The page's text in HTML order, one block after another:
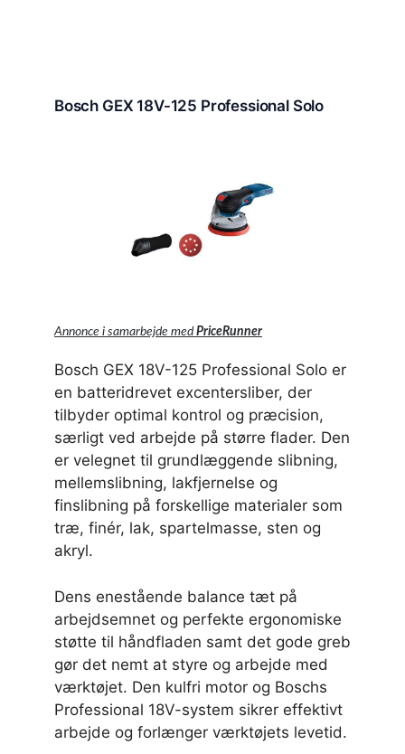
Bosch GEX 18V-125 Professional Solo
Annonce i samarbejde med PriceRunner
Bosch GEX 18V-125 Professional Solo er
en batteridrevet excentersliber, der
tilbyder optimal kontrol og præcision,
særligt ved arbejde på større flader. Den
er velegnet til grundlæggende slibning,
mellemslibning, lakfjernelse og
finslibning på forskellige materialer som
træ, finér, lak, spartelmasse, sten og
akryl.
Dens enestående balance tæt på
arbejdsemnet og perfekte ergonomiske
støtte til håndfladen samt det gode greb
gør det nemt at styre og arbejde med
værktøjet. Den kulfri motor og Boschs
Professional 18V-system sikrer effektivt
arbejde og forlænger værktøjets levetid.